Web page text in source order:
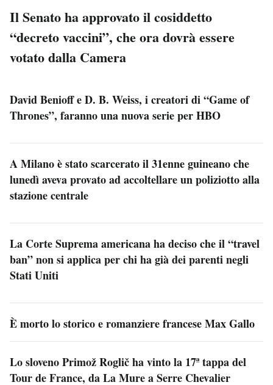
Il Senato ha approvato il cosiddetto
“decreto vaccini”, che ora dovrà essere
votato dalla Camera
David Benioff e D. B. Weiss, i creatori di “Game of
Thrones”, faranno una nuova serie per HBO
A Milano è stato scarcerato il 31enne guineano che
lunedì aveva provato ad accoltellare un poliziotto alla
stazione centrale
La Corte Suprema americana ha deciso che il “travel
ban” non si applica per chi ha già dei parenti negli
Stati Uniti
È morto lo storico e romanziere francese Max Gallo
Lo sloveno Primož Roglič ha vinto la 17ª tappa del
Tour de France, da La Mure a Serre Chevalier